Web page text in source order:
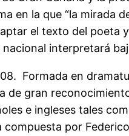
en la que “la mirada
el texto del poeta
interpretará
Formada en
de gran
e ingleses tales
compuesta por